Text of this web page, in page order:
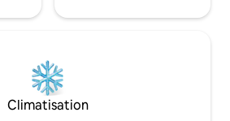
Climatisation